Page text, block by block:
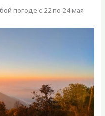
погоде с 22 по 24 мая